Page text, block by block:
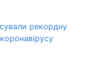
рекордну